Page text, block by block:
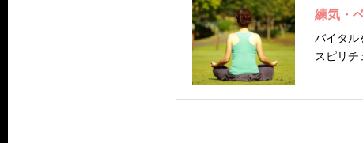
練気・
バイタル
スピリチ